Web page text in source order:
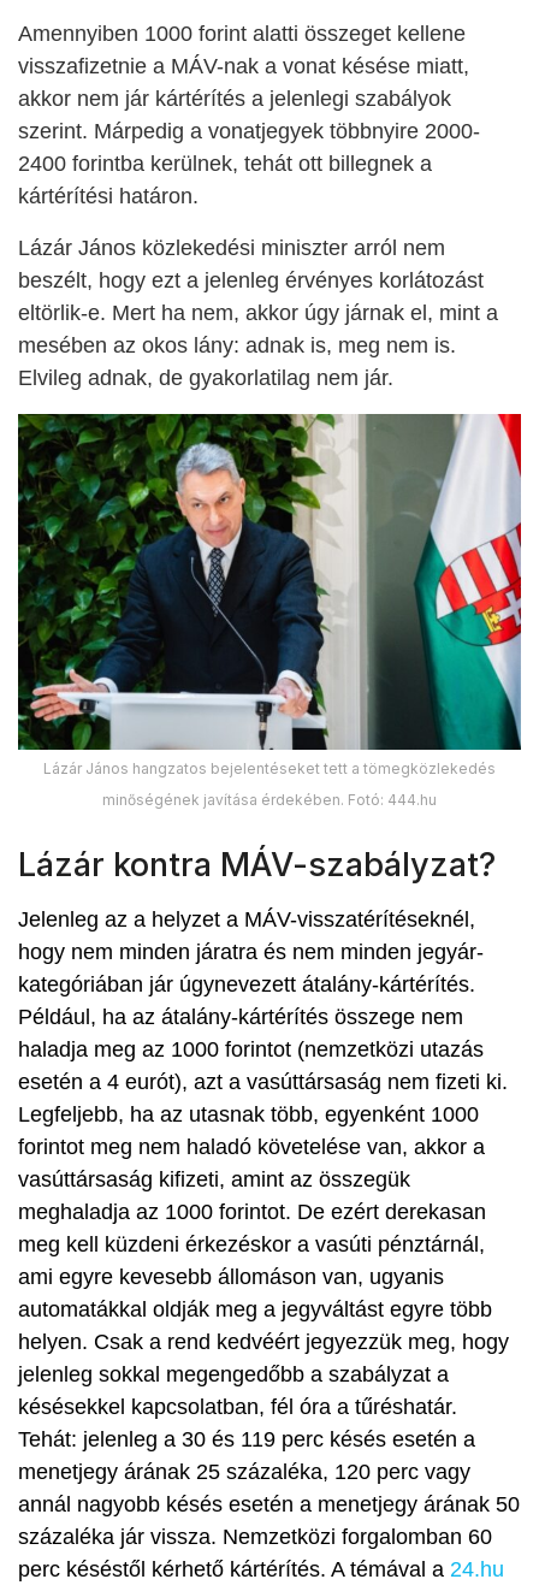
Amennyiben 1000 forint alatti összeget kellene
visszafizetnie a MÁV-nak a vonat késése miatt,
akkor nem jár kártérítés a jelenlegi szabályok
szerint. Márpedig a vonatjegyek többnyire 2000-
2400 forintba kerülnek, tehát ott billegnek a
kártérítési határon.
Lázár János közlekedési miniszter arról nem
beszélt, hogy ezt a jelenleg érvényes korlátozást
eltörlik-e. Mert ha nem, akkor úgy járnak el, mint a
mesében az okos lány: adnak is, meg nem is.
Elvileg adnak, de gyakorlatilag nem jár.
Lázár János hangzatos bejelentéseket tett a tömegközlekedés
minőségének javítása érdekében. Fotó: 444.hu
Lázár kontra MÁV-szabályzat?
Jelenleg az a helyzet a MÁV-visszatérítéseknél,
hogy nem minden járatra és nem minden jegyár-
kategóriában jár úgynevezett átalány-kártérítés.
Például, ha az átalány-kártérítés összege nem
haladja meg az 1000 forintot (nemzetközi utazás
esetén a 4 eurót), azt a vasúttársaság nem fizeti ki.
Legfeljebb, ha az utasnak több, egyenként 1000
forintot meg nem haladó követelése van, akkor a
vasúttársaság kifizeti, amint az összegük
meghaladja az 1000 forintot. De ezért derekasan
meg kell küzdeni érkezéskor a vasúti pénztárnál,
ami egyre kevesebb állomáson van, ugyanis
automatákkal oldják meg a jegyváltást egyre több
helyen. Csak a rend kedvéért jegyezzük meg, hogy
jelenleg sokkal megengedőbb a szabályzat a
késésekkel kapcsolatban, fél óra a tűréshatár.
Tehát: jelenleg a 30 és 119 perc késés esetén a
menetjegy árának 25 százaléka, 120 perc vagy
annál nagyobb késés esetén a menetjegy árának 50
százaléka jár vissza. Nemzetközi forgalomban 60
perc késéstől kérhető kártérítés. A témával a 24.hu